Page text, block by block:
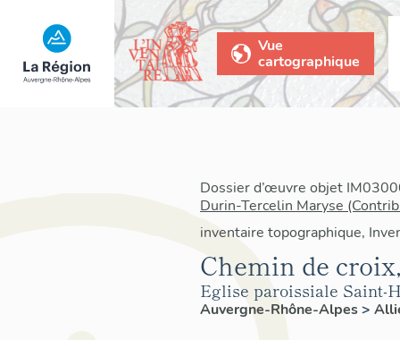
Vue
cartographique
Dossier d’œuvre objet
Durin-Tercelin Maryse
inventaire topographique,
Chemin de
Eglise paroissiale Saint-
Auvergne-Rhône-Alpes>